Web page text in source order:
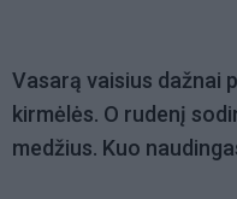
Vasarą vaisius dažnai
kirmėlės. O rudenį
medžius. Kuo